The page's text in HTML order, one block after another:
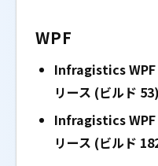
WPF
Infragistics
リース (ビルド 53)
Infragistics
リース (ビルド